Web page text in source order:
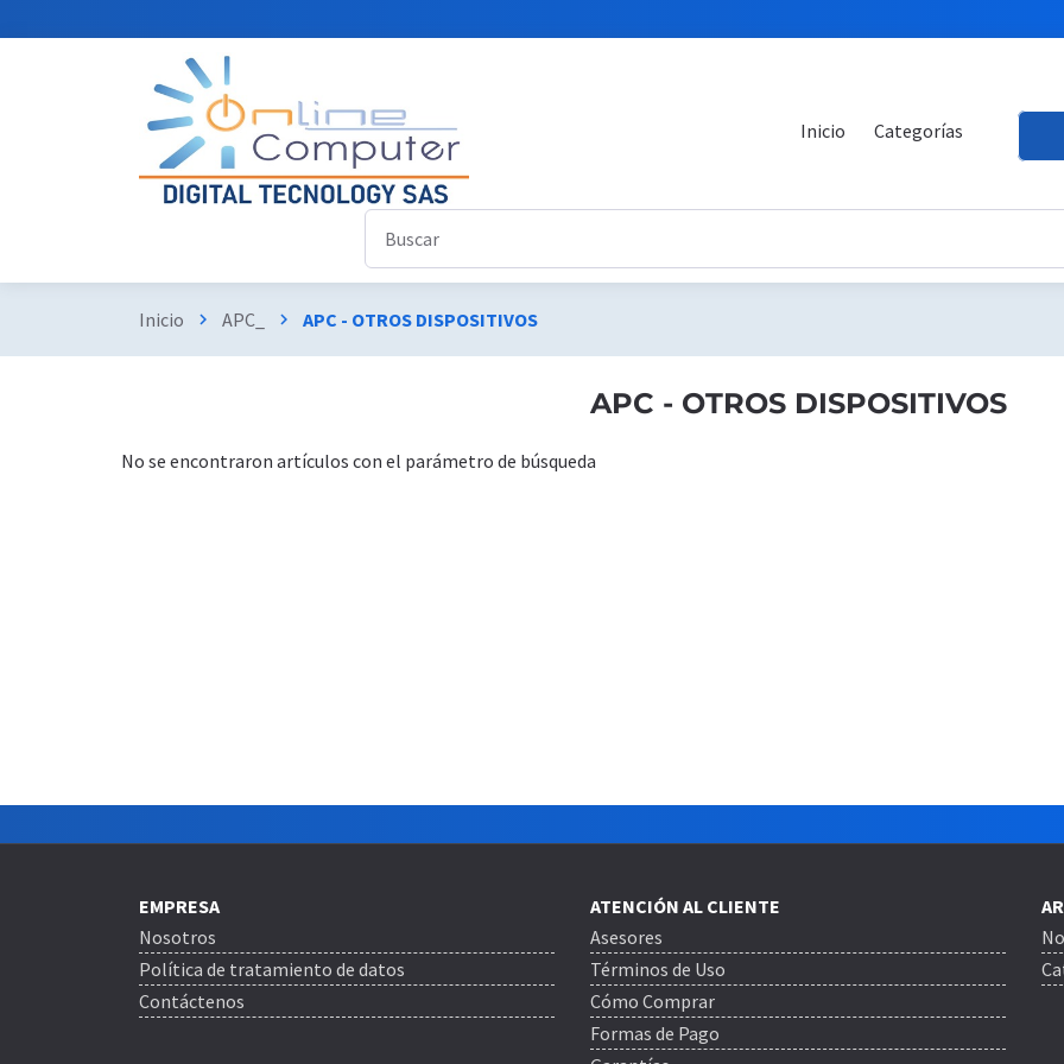
Inicio Categorías
Inicio chevron_right APC_ chevron_right APC - OTROS DISPOSITIVOS
APC - OTROS DISPOSITIVOS
No se encontraron artículos con el parámetro de búsqueda
EMPRESA
Nosotros
Política de tratamiento de datos
Contáctenos
ATENCIÓN AL CLIENTE
Asesores
Términos de Uso
Cómo Comprar
Formas de Pago